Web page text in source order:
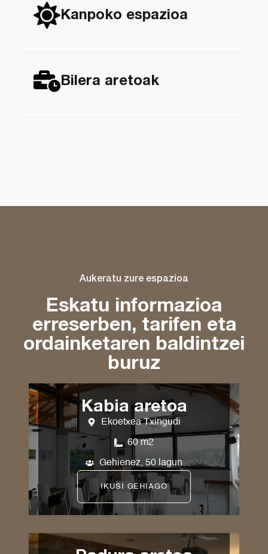
Kanpoko espazioa
Bilera aretoak
Aukeratu zure espazioa
Eskatu informazioa
erreserben, tarifen eta
ordainketaren baldintzei
buruz
Kabia aretoa
Ekoetxea Txingudi
60 m2
Gehienez, 50 lagun
IKUSI GEHIAGO